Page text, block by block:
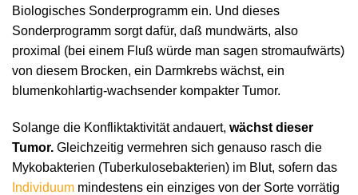
Biologisches Sonderprogramm ein. Und dieses
Sonderprogramm sorgt dafür, daß mundwärts, also
proximal (bei einem Fluß würde man sagen stromaufwärts)
von diesem Brocken, ein Darmkrebs wächst, ein
blumenkohlartig-wachsender kompakter Tumor.
Solange die Konfliktaktivität andauert, wächst dieser
Tumor. Gleichzeitig vermehren sich genauso rasch die
Mykobakterien (Tuberkulosebakterien) im Blut, sofern das
Individuum mindestens ein einziges von der Sorte vorrätig